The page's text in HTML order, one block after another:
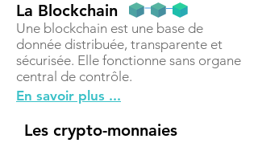
La Blockchain
Une blockchain est une base de
donnée distribuée, transparente et
sécurisée. Elle fonctionne sans organe
central de contrôle.
En savoir plus ...
Les crypto-monnaies